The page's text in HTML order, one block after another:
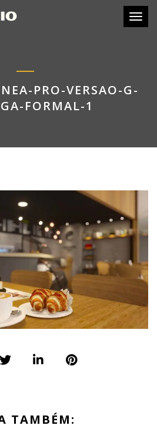
PRO-VERSAO-G-
FORMAL-1
TAMBÉM: